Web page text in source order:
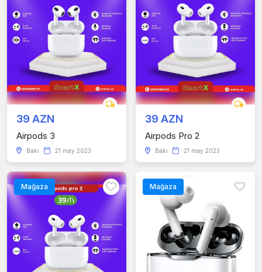
39 AZN
Airpods 3
Bakı 21 may 2023
39 AZN
Airpods Pro 2
Bakı 21 may 2023
Mağaza Mağaza